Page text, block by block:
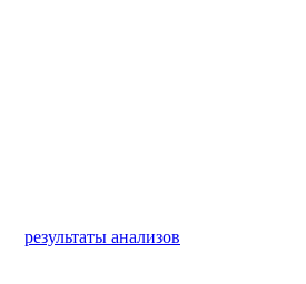
результаты анализов